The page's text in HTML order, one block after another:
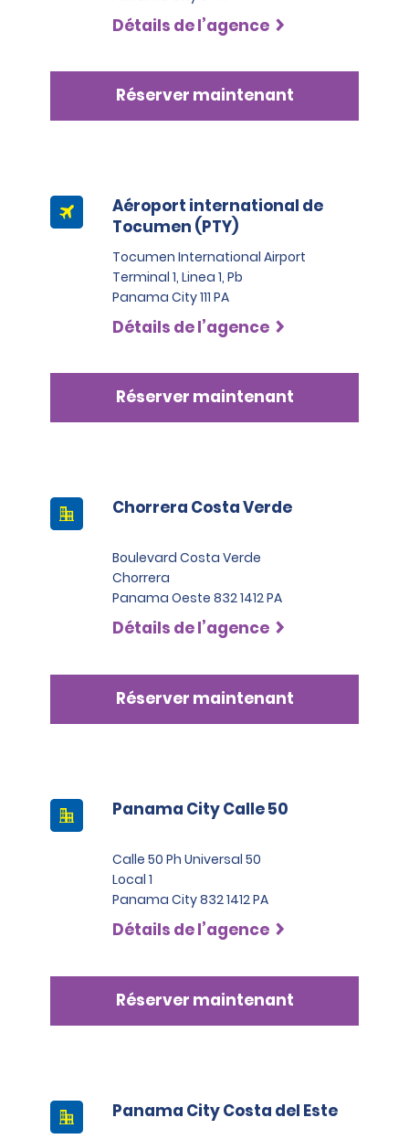
du coût total des dommages causés au véhicule ou
de la valeur totale du véhicule en cas de vol.
Détails de l’agence
Réserver maintenant
Aéroport international de
Tocumen (PTY)
Tocumen International Airport
Terminal 1, Linea 1, Pb
Panama City 111 PA
Détails de l’agence
Réserver maintenant
Chorrera Costa Verde
Boulevard Costa Verde
Chorrera
Panama Oeste 832 1412 PA
Détails de l’agence
Réserver maintenant
Panama City Calle 50
Calle 50 Ph Universal 50
Local 1
Panama City 832 1412 PA
Détails de l’agence
Réserver maintenant
Panama City Costa del Este